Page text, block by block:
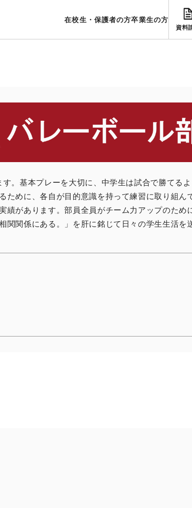
在校生・保護者の方卒業生の方
資料
。基本プレーを大切に、中学生は試合で勝てる
めに、各自が目的意識を持って練習に取り組ん
績があります。部員全員がチーム力アップのため
関関係にある。」を肝に銘じて日々の学生生活を